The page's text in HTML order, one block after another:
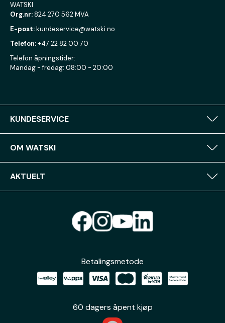
WATSKI
Org.nr:824 270 562 MVA
E-post:kundeservice@watski.no
Telefon:+47 22 82 00 70
Telefon åpningstider:
Mandag - fredag: 08:00 - 20:00
KUNDESERVICE
OM WATSKI
AKTUELT
Betalingsmetode
60 dagers åpent kjøp